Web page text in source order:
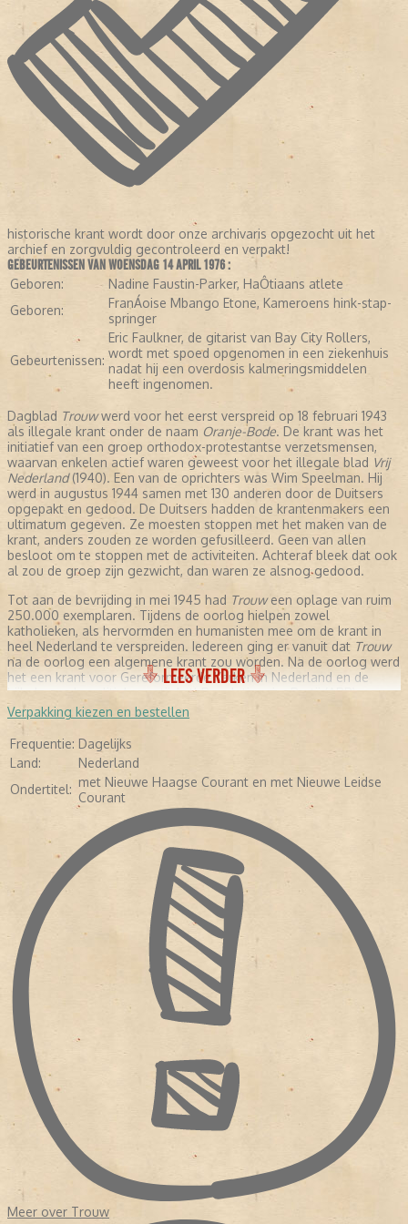
historische krant wordt door onze archivaris opgezocht uit het
archief en zorgvuldig gecontroleerd en verpakt!
GEBEURTENISSEN VAN WOENSDAG 14 APRIL 1976 :
Geboren:
Nadine Faustin-Parker, HaÔtiaans atlete
Geboren:
FranÁoise Mbango Etone, Kameroens hink-stap-
springer
Gebeurtenissen:
Eric Faulkner, de gitarist van Bay City Rollers,
wordt met spoed opgenomen in een ziekenhuis
nadat hij een overdosis kalmeringsmiddelen
heeft ingenomen.
Dagblad Trouwwerd voor het eerst verspreid op 18 februari 1943
als illegale krant onder de naam Oranje-Bode. De krant was het
initiatief van een groep orthodox-protestantse verzetsmensen,
waarvan enkelen actief waren geweest voor het illegale blad Vrij
Nederland(1940). Een van de oprichters was Wim Speelman. Hij
werd in augustus 1944 samen met 130 anderen door de Duitsers
opgepakt en gedood. De Duitsers hadden de krantenmakers een
ultimatum gegeven. Ze moesten stoppen met het maken van de
krant, anders zouden ze worden gefusilleerd. Geen van allen
besloot om te stoppen met de activiteiten. Achteraf bleek dat ook
al zou de groep zijn gezwicht, dan waren ze alsnog gedood.
Tot aan de bevrijding in mei 1945 had Trouween oplage van ruim
250.000 exemplaren. Tijdens de oorlog hielpen zowel
katholieken, als hervormden en humanisten mee om de krant in
heel Nederland te verspreiden. Iedereen ging er vanuit dat Trouw
na de oorlog een algemene krant zou worden. Na de oorlog werd
het een krant voor Gereformeerde Kerken in Nederland en de
bijbehorende politieke partij Anti-Revolutionaire Partij (ARP).
NA DE OORLOG
Sieuwert Bruins Slot was na de bevrijding de hoofdredacteur
vanTrouw
. Daarnaast was hij voor de ARP fractielid in de Tweede
Kamer. Zijn achtergrond kwam sterk naar voren in de
hoofdredactionele commentaren, zoals de dekolonisatie van
Indonesië, christenen die overliepen naar de Partij van de Arbeid.
Dit duurde tot 1963. Uit het niets maakte Slot een ommezwaai in
de wijze waarop hij commentaar gaf. Alle vormen van religie
werden als een belangrijk onderdeel van de samenleving
beschouwd. Stichting De Christelijke Pers, die over de identiteit
van de krant waakte, zag geen kwaad in de veranderingen. Totdat
de krant in financieel zwaar weer kwam.
Sinds de oprichting was Trouwnog nooit geleid door een redactie
van journalisten. Zelfs na de fusie in 1971 met de Kwartetbladen,
vier protestants-christelijke dagbladen uit Zuid-Holland die
eveneens geldproblemen hadden, was er nog geen redactionele
eenheid. Hoewel het erop leek dat het bestaansrecht van de krant
kwam verbeterde, haakten veel lezers af. Waarom? Enerzijds
had
de orthodoxe oorsprong opzij gezet en anderzijds was
de krant nog steeds een onderdeel van de verzuiling.
In 1975 volgde opnieuw een fusie vanwege geldgebrek.
Perscombinatie nam
Trouwover. Dit keer kwam de redactie in
handen van echte krantenuitgevers terecht. Er was budget voor
een
make over en er werden eisen gesteld aan de hoofdredactie.
NIEUW KOERS
Het duurde tot 1998 dat het dagblad een hoofdredacteur kreeg
met een journalistieke achtergrond, Frits van Exter. Onder zijn
LEES VERDER
Verpakking kiezen en bestellen
Frequentie: Dagelijks
Land:
Nederland
Ondertitel: met Nieuwe Haagse Courant en met Nieuwe Leidse
Courant
Meer over Trouw